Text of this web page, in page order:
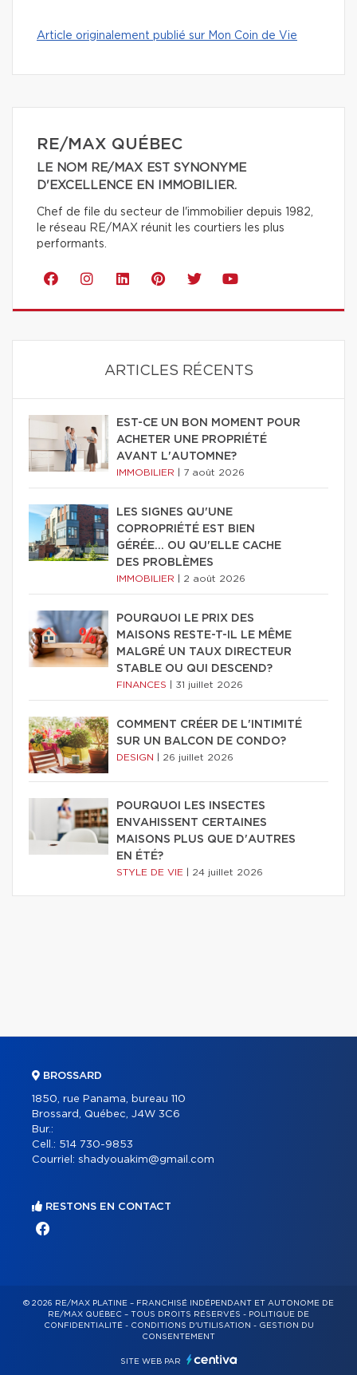
Article originalement publié sur Mon Coin de Vie
RE/MAX QUÉBEC
LE NOM RE/MAX EST SYNONYME
D'EXCELLENCE EN IMMOBILIER.
Chef de file du secteur de l'immobilier depuis 1982,
le réseau RE/MAX réunit les courtiers les plus
performants.
ARTICLES RÉCENTS
EST-CE UN BON MOMENT POUR
ACHETER UNE PROPRIÉTÉ
AVANT L'AUTOMNE?
IMMOBILIER 7 août 2026
LES SIGNES QU'UNE
COPROPRIÉTÉ EST BIEN
GÉRÉE… OU QU'ELLE CACHE
DES PROBLÈMES
IMMOBILIER 2 août 2026
POURQUOI LE PRIX DES
MAISONS RESTE-T-IL LE MÊME
MALGRÉ UN TAUX DIRECTEUR
STABLE OU QUI DESCEND?
FINANCES 31 juillet 2026
COMMENT CRÉER DE L'INTIMITÉ
SUR UN BALCON DE CONDO?
DESIGN 26 juillet 2026
POURQUOI LES INSECTES
ENVAHISSENT CERTAINES
MAISONS PLUS QUE D'AUTRES
EN ÉTÉ?
STYLE DE VIE 24 juillet 2026
BROSSARD
1850, rue Panama, bureau 110
Brossard, Québec, J4W 3C6
Bur.:
Cell.: 514 730-9853
Courriel: shadyouakim@gmail.com
RESTONS EN CONTACT
© 2026 RE/MAX PLATINE – FRANCHISÉ INDÉPENDANT ET AUTONOME DE
RE/MAX QUÉBEC – TOUS DROITS RÉSERVÉS - POLITIQUE DE
CONFIDENTIALITÉ- CONDITIONS D'UTILISATION - GESTION DU
CONSENTEMENT
SITE WEB PAR